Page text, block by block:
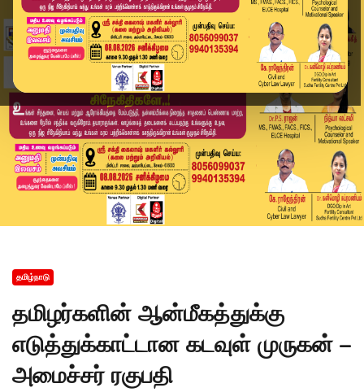
தமிழ்நாடு
தமிழர்களின் ஆன்மீகத்துக்கு
எடுத்துக்காட்டான கடவுள் முருகன் –
அமைச்சர் ரகுபதி